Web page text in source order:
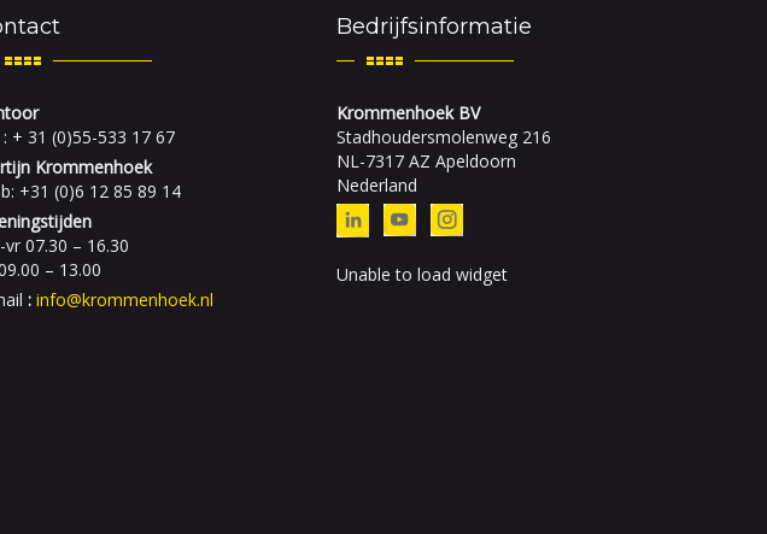
: + 31 (0)55-533 17 67
Krommenhoek
+31 (0)6 12 85 89 14
vr 07.30 – 16.30
– 13.00
: info@krommenhoek.nl
Bedrijfsinformatie
Krommenhoek BV
Stadhoudersmolenweg 216
NL-7317 AZ Apeldoorn
Nederland
Unable to load widget